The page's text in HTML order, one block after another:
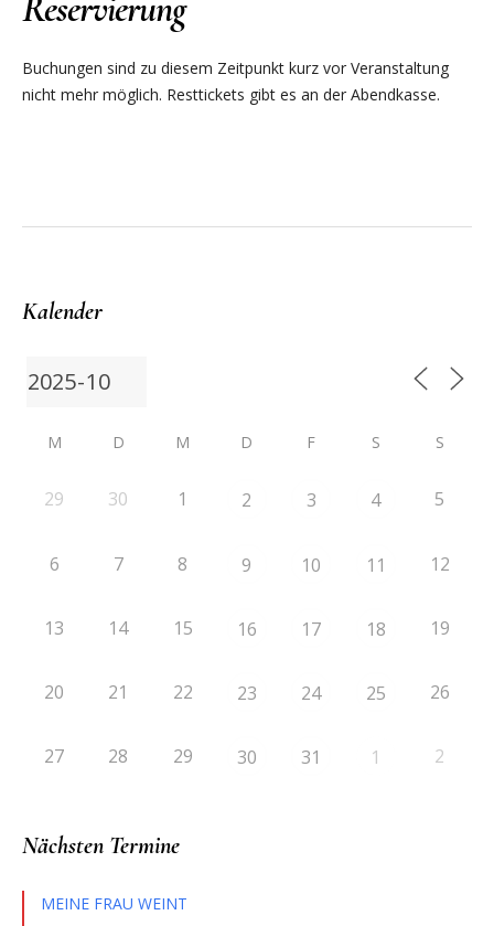
Reservierung
Buchungen sind zu diesem Zeitpunkt kurz vor Veranstaltung
nicht mehr möglich. Resttickets gibt es an der Abendkasse.
Kalender
M D M D F S S
29 30 1 2 3 4 5
6 7 8 9 10 11 12
13 14 15 16 17 18 19
20 21 22 23 24 25 26
27 28 29 30 31 1 2
Nächsten Termine
MEINE FRAU WEINT